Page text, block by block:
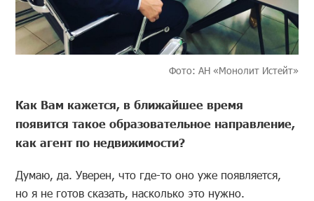
Фото: АН «Монолит Истейт»
Как Вам кажется, в ближайшее время
появится такое образовательное направление,
как агент по недвижимости?
Думаю, да. Уверен, что где-то оно уже появляется,
но я не готов сказать, насколько это нужно.